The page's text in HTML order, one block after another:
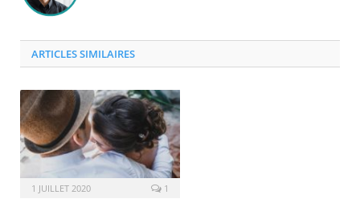
ARTICLES SIMILAIRES
1 JUILLET 2020 1